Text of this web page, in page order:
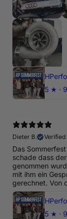
5 ★ ·
Dieter B.
Verified
Das
schade dass
genommen
mit ihm ein
gerechnet. Von
5 ★ ·